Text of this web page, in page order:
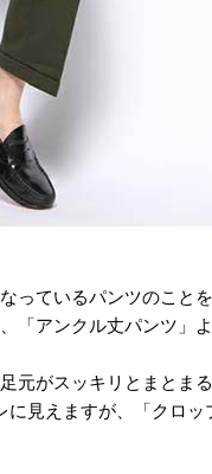
っているパンツのこと
「アンクル丈パンツ」
元がスッキリとまとま
見えますが、「クロ